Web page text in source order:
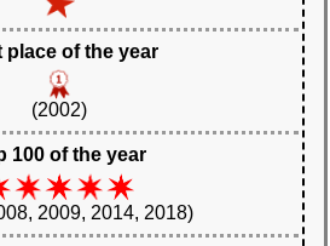
place of the year
(2002)
100 of the year
2009, 2014, 2018)